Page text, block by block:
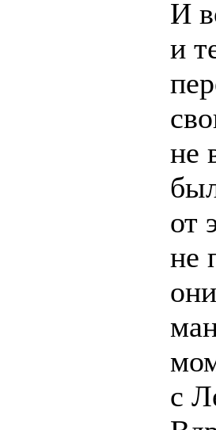
И
и
не
от
не
с